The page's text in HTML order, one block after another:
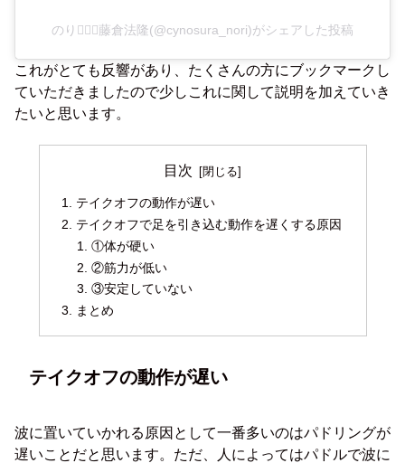
のり🏄🏻‍♂️藤倉法隆(@cynosura_nori)がシェアした投稿
これがとても反響があり、たくさんの方にブックマークし
ていただきましたので少しこれに関して説明を加えていき
たいと思います。
目次
テイクオフの動作が遅い
テイクオフで足を引き込む動作を遅くする原因
①体が硬い
②筋力が低い
③安定していない
まとめ
テイクオフの動作が遅い
波に置いていかれる原因として一番多いのはパドリングが
遅いことだと思います。ただ、人によってはパドルで波に